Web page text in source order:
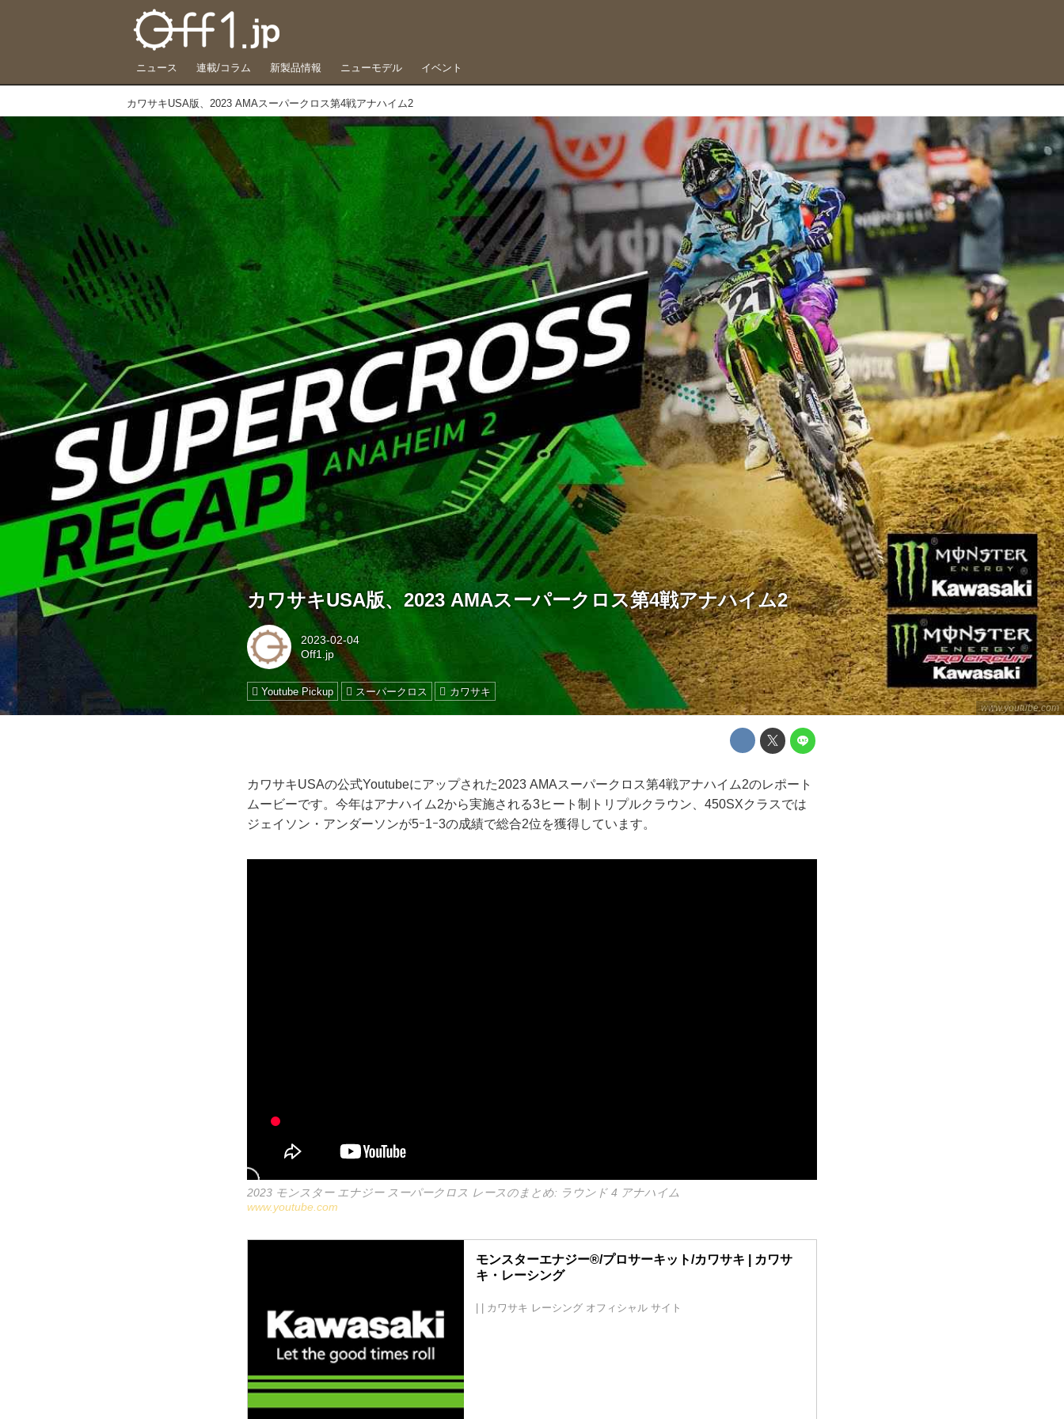
ニュース 連載/コラム 新製品情報 ニューモデル イベント
カワサキUSA版、2023 AMAスーパークロス第4戦アナハイム2
www.youtube.com
カワサキUSA版、2023 AMAスーパークロス第4戦アナハイム2
2023-02-04
Off1.jp
Youtube Pickup スーパークロス カワサキ
カワサキUSAの公式Youtubeにアップされた2023 AMAスーパークロス第4戦アナハイム2のレポート
ムービーです。今年はアナハイム2から実施される3ヒート制トリプルクラウン、450SXクラスでは
ジェイソン・アンダーソンが5ｰ1ｰ3の成績で総合2位を獲得しています。
2023 モンスター エナジー スーパークロス レースのまとめ: ラウンド 4 アナハイム
www.youtube.com
モンスターエナジー®/プロサーキット/カワサキ |
カワサ
キ・レーシング
カワサキ レーシング オフィシャル サイト